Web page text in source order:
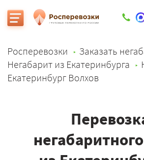
Росперевозки
Заказать
Негабарит из Екатеринбурга
Екатеринбург Волхов